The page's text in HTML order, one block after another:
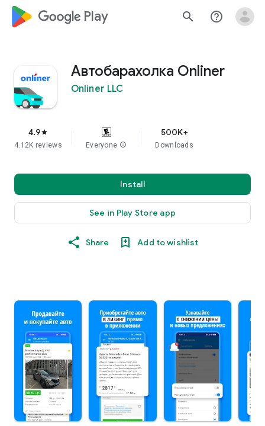
google_logo Play search help_outline
Автобарахолка Onliner
Onlíner LLC
4.9star
4.12K reviews Everyone info
500K+
Downloads
Install
See in Play Store app
Share Add to wishlist